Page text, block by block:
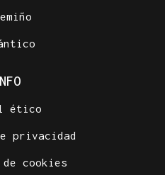
ético
privacidad
cookies